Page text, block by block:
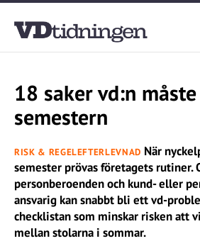
18 saker vd:n
semestern
RISK & REGELEFTERLEVNAD När
semester prövas företagets rutiner.
personberoenden och kund- eller
ansvarig kan snabbt bli ett vd-
checklistan som minskar risken att
mellan stolarna i sommar.